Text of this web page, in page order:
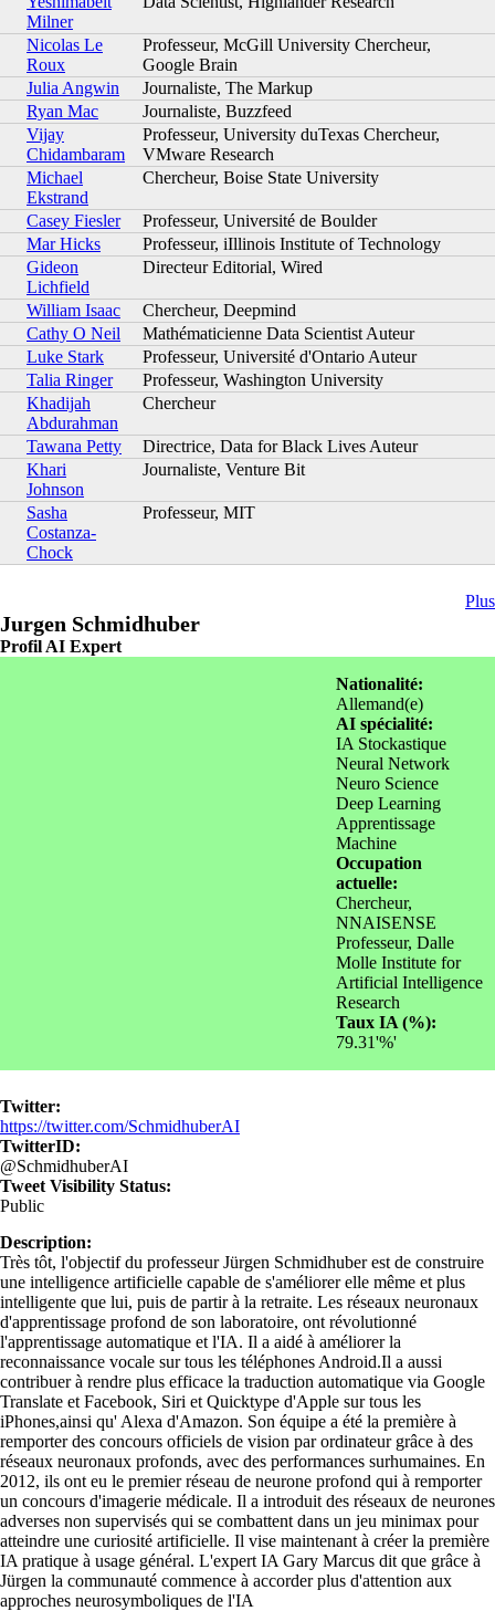
Milner
Nicolas Le
Roux
Professeur, McGill University Chercheur,
Google Brain
Julia Angwin
Journaliste, The Markup
Ryan Mac
Journaliste, Buzzfeed
Vijay
Chidambaram
Professeur, University duTexas Chercheur,
VMware Research
Michael
Ekstrand
Chercheur, Boise State University
Casey Fiesler
Professeur, Université de Boulder
Mar Hicks
Professeur, iIllinois Institute of Technology
Gideon
Lichfield
Directeur Editorial, Wired
William Isaac
Chercheur, Deepmind
Cathy O Neil
Mathématicienne Data Scientist Auteur
Luke Stark
Professeur, Université d'Ontario Auteur
Talia Ringer
Professeur, Washington University
Khadijah
Abdurahman
Chercheur
Tawana Petty
Directrice, Data for Black Lives Auteur
Khari
Johnson
Journaliste, Venture Bit
Sasha
Costanza-
Chock
Professeur, MIT
Plus
Jurgen Schmidhuber
Profil AI Expert
Nationalité:
Allemand(e)
AI spécialité:
IA Stockastique
Neural Network
Neuro Science
Deep Learning
Apprentissage
Machine
Occupation
actuelle:
Chercheur,
NNAISENSE
Professeur, Dalle
Molle Institute for
Artificial Intelligence
Research
Taux IA (%):
79.31'%'
Twitter:
https://twitter.com/SchmidhuberAI
TwitterID:
@SchmidhuberAI
Tweet Visibility Status:
Public
Description:
Très tôt, l'objectif du professeur Jürgen Schmidhuber est de construire
une intelligence artificielle capable de s'améliorer elle même et plus
intelligente que lui, puis de partir à la retraite. Les réseaux neuronaux
d'apprentissage profond de son laboratoire, ont révolutionné
l'apprentissage automatique et l'IA. Il a aidé à améliorer la
reconnaissance vocale sur tous les téléphones Android.Il a aussi
contribuer à rendre plus efficace la traduction automatique via Google
Translate et Facebook, Siri et Quicktype d'Apple sur tous les
iPhones,ainsi qu' Alexa d'Amazon. Son équipe a été la première à
remporter des concours officiels de vision par ordinateur grâce à des
réseaux neuronaux profonds, avec des performances surhumaines. En
2012, ils ont eu le premier réseau de neurone profond qui à remporter
un concours d'imagerie médicale. Il a introduit des réseaux de neurones
adverses non supervisés qui se combattent dans un jeu minimax pour
atteindre une curiosité artificielle. Il vise maintenant à créer la première
IA pratique à usage général. L'expert IA Gary Marcus dit que grâce à
Jürgen la communauté commence à accorder plus d'attention aux
approches neurosymboliques de l'IA